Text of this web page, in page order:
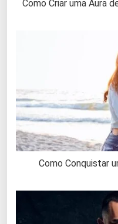
Como Criar uma Aura
Como Conquistar